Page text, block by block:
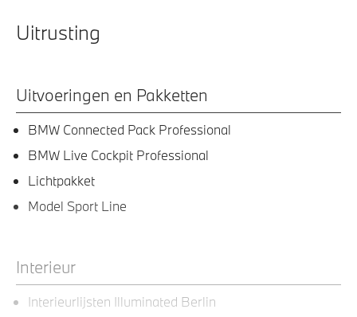
Uitrusting
Uitvoeringen en Pakketten
BMW Connected Pack Professional
BMW Live Cockpit Professional
Lichtpakket
Model Sport Line
Interieur
Interieurlijsten Illuminated Berlin